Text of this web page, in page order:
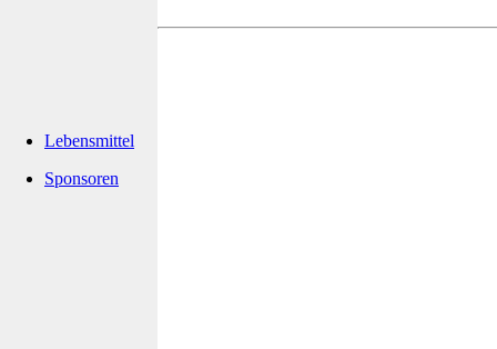
Lebensmittel
Sponsoren